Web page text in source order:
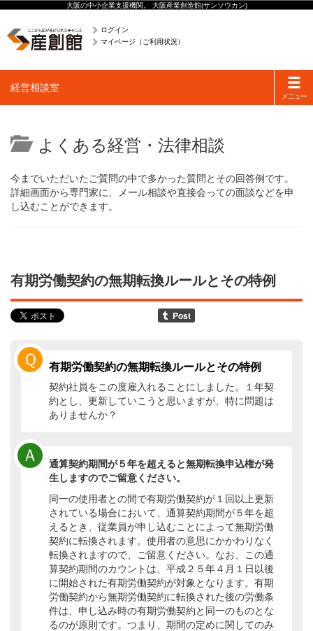
大阪の中小企業支援機関。 大阪産業創造館(サンソウカン)
ログイン
マイページ（ご利用状況）
Toggle
メニュー
経営相談室
よくある経営・法律相談
今までいただいたご質問の中で多かった質問とその回答例です。
詳細画面から専門家に、メール相談や直接会っての面談などを申
し込むことができます。
有期労働契約の無期転換ルールとその特例
Ｑ 有期労働契約の無期転換ルールとその特例
契約社員をこの度雇入れることにしました。１年契
約とし、更新していこうと思いますが、特に問題は
ありませんか？
Ａ
通算契約期間が５年を超えると無期転換申込権が発
生しますのでご留意ください。
同一の使用者との間で有期労働契約が１回以上更新
されている場合において、通算契約期間が５年を超
えるとき、従業員が申し込むことによって無期労働
契約に転換されます。使用者の意思にかかわりなく
転換されますので、ご留意ください。なお、この通
算契約期間のカウントは、平成２５年４月１日以後
に開始された有期労働契約が対象となります。有期
労働契約から無期労働契約に転換された後の労働条
件は、申し込み時の有期労働契約と同一のものとな
るのが原則です。つまり、期間の定めに関してのみ